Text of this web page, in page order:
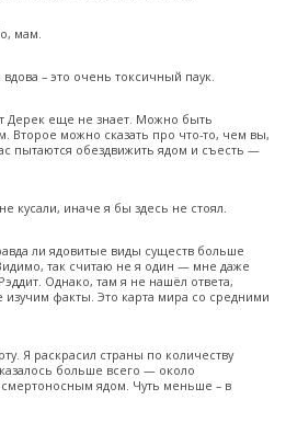
мам.
– это очень токсичный паук.
Дерек еще не знает. Можно быть
можно сказать про что-то, чем вы,
пытаются обездвижить ядом и съесть —
кусали, иначе я бы здесь не стоял.
ли ядовитые виды существ больше
так считаю не я один — мне даже
Однако, там я не нашёл ответа,
изучим факты. Это карта мира со средними
Я раскрасил страны по количеству
больше всего — около
смертоносным ядом. Чуть меньше – в